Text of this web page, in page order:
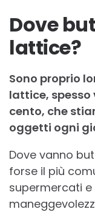
Dove
lattice?
Sono proprio
lattice,
cento, che
oggetti ogni
Dove vanno
forse il più
supermercati